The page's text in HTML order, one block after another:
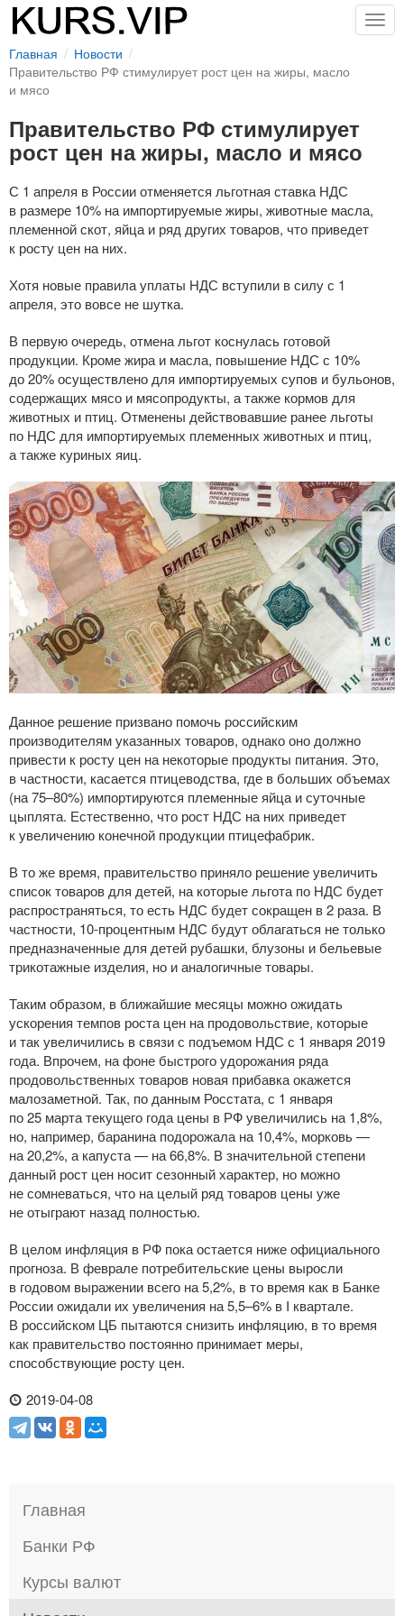
Главная
Новости
Правительство РФ стимулирует рост цен на жиры, масло
и мясо
Правительство РФ стимулирует
рост цен на жиры, масло и мясо
С 1 апреля в России отменяется льготная ставка НДС
в размере 10% на импортируемые жиры, животные масла,
племенной скот, яйца и ряд других товаров, что приведет
к росту цен на них.
Хотя новые правила уплаты НДС вступили в силу с 1
апреля, это вовсе не шутка.
В первую очередь, отмена льгот коснулась готовой
продукции. Кроме жира и масла, повышение НДС с 10%
до 20% осуществлено для импортируемых супов и бульонов,
содержащих мясо и мясопродукты, а также кормов для
животных и птиц. Отменены действовавшие ранее льготы
по НДС для импортируемых племенных животных и птиц,
а также куриных яиц.
Данное решение призвано помочь российским
производителям указанных товаров, однако оно должно
привести к росту цен на некоторые продукты питания. Это,
в частности, касается птицеводства, где в больших объемах
(на 75–80%) импортируются племенные яйца и суточные
цыплята. Естественно, что рост НДС на них приведет
к увеличению конечной продукции птицефабрик.
В то же время, правительство приняло решение увеличить
список товаров для детей, на которые льгота по НДС будет
распространяться, то есть НДС будет сокращен в 2 раза. В
частности, 10-процентным НДС будут облагаться не только
предназначенные для детей рубашки, блузоны и бельевые
трикотажные изделия, но и аналогичные товары.
Таким образом, в ближайшие месяцы можно ожидать
ускорения темпов роста цен на продовольствие, которые
и так увеличились в связи с подъемом НДС с 1 января 2019
года. Впрочем, на фоне быстрого удорожания ряда
продовольственных товаров новая прибавка окажется
малозаметной. Так, по данным Росстата, с 1 января
по 25 марта текущего года цены в РФ увеличились на 1,8%,
но, например, баранина подорожала на 10,4%, морковь —
на 20,2%, а капуста — на 66,8%. В значительной степени
данный рост цен носит сезонный характер, но можно
не сомневаться, что на целый ряд товаров цены уже
не отыграют назад полностью.
В целом инфляция в РФ пока остается ниже официального
прогноза. В феврале потребительские цены выросли
в годовом выражении всего на 5,2%, в то время как в Банке
России ожидали их увеличения на 5,5–6% в I квартале.
В российском ЦБ пытаются снизить инфляцию, в то время
как правительство постоянно принимает меры,
способствующие росту цен.
2019-04-08
Главная
Банки РФ
Курсы валют